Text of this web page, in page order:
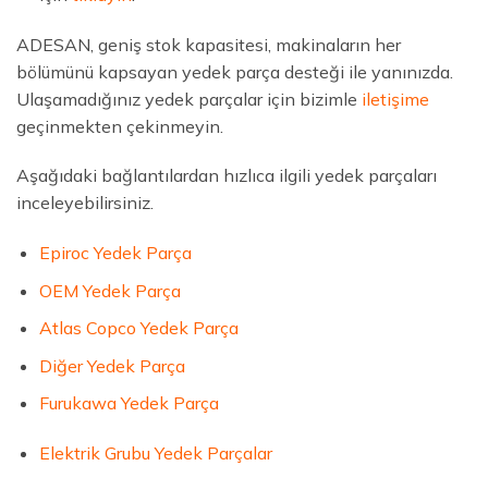
ADESAN, geniş stok kapasitesi, makinaların her
bölümünü kapsayan yedek parça desteği ile yanınızda.
Ulaşamadığınız yedek parçalar için bizimle iletişime
geçinmekten çekinmeyin.
Aşağıdaki bağlantılardan hızlıca ilgili yedek parçaları
inceleyebilirsiniz.
Epiroc Yedek Parça
OEM Yedek Parça
Atlas Copco Yedek Parça
Diğer Yedek Parça
Furukawa Yedek Parça
Elektrik Grubu Yedek Parçalar